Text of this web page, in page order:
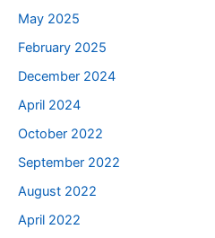
May 2025
February 2025
December 2024
April 2024
October 2022
September 2022
August 2022
April 2022